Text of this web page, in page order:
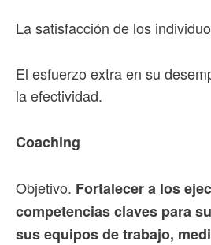
La satisfacción de los
El esfuerzo extra en su
la efectividad.
Coaching
Objetivo. Fortalecer a los
competencias claves para
sus equipos de trabajo,